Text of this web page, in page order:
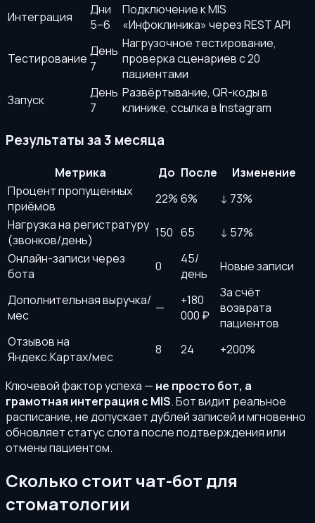
Интеграция
Дни
5–6
Подключение к MIS
«Инфоклиника» через REST API
Тестирование День
7
Нагрузочное тестирование,
проверка сценариев с 20
пациентами
Запуск
День
7
Развёртывание, QR-коды в
клинике, ссылка в Instagram
Результаты за 3 месяца
Метрика До После
Изменение
Процент пропущенных
приёмов
22% 6%
↓ 73%
Нагрузка на регистратуру
(звонков/день)
150 65
↓ 57%
Онлайн-записи через
бота
0
45/
день
Новые записи
Дополнительная выручка/
мес
—
+180
000 ₽
За счёт
возврата
пациентов
Отзывов на
Яндекс.Картах/мес
8 24 +200%
Ключевой фактор успеха — не просто бот, а
грамотная интеграция с MIS. Бот видит реальное
расписание, не допускает дублей записей и мгновенно
обновляет статус слота после подтверждения или
отмены пациентом.
Сколько стоит чат-бот для
стоматологии